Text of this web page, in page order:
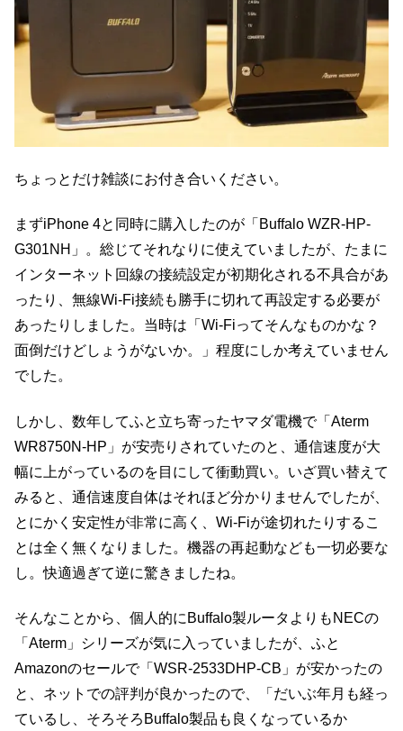
ちょっとだけ雑談にお付き合いください。
まずiPhone 4と同時に購入したのが「Buffalo WZR-HP-
G301NH」。総じてそれなりに使えていましたが、たまに
インターネット回線の接続設定が初期化される不具合があ
ったり、無線Wi-Fi接続も勝手に切れて再設定する必要が
あったりしました。当時は「Wi-Fiってそんなものかな？
面倒だけどしょうがないか。」程度にしか考えていません
でした。
しかし、数年してふと立ち寄ったヤマダ電機で「Aterm
WR8750N-HP」が安売りされていたのと、通信速度が大
幅に上がっているのを目にして衝動買い。いざ買い替えて
みると、通信速度自体はそれほど分かりませんでしたが、
とにかく安定性が非常に高く、Wi-Fiが途切れたりするこ
とは全く無くなりました。機器の再起動なども一切必要な
し。快適過ぎて逆に驚きましたね。
そんなことから、個人的にBuffalo製ルータよりもNECの
「Aterm」シリーズが気に入っていましたが、ふと
Amazonのセールで「WSR-2533DHP-CB」が安かったの
と、ネットでの評判が良かったので、「だいぶ年月も経っ
ているし、そろそろBuffalo製品も良くなっているか